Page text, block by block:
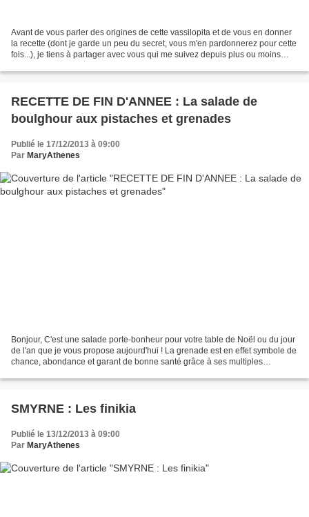
Avant de vous parler des origines de cette vassilopita et de vous en donner
la recette (dont je garde un peu du secret, vous m'en pardonnerez pour cette
fois...), je tiens à partager avec vous qui me suivez depuis plus ou moins
RECETTE DE FIN D'ANNEE : La salade de
boulghour aux pistaches et grenades
Publié le 17/12/2013 à 09:00
Par MaryAthenes
Bonjour, C'est une salade porte-bonheur pour votre table de Noël ou du jour
de l'an que je vous propose aujourd'hui ! La grenade est en effet symbole de
chance, abondance et garant de bonne santé grâce à ses multiples
SMYRNE : Les finikia
Publié le 13/12/2013 à 09:00
Par MaryAthenes